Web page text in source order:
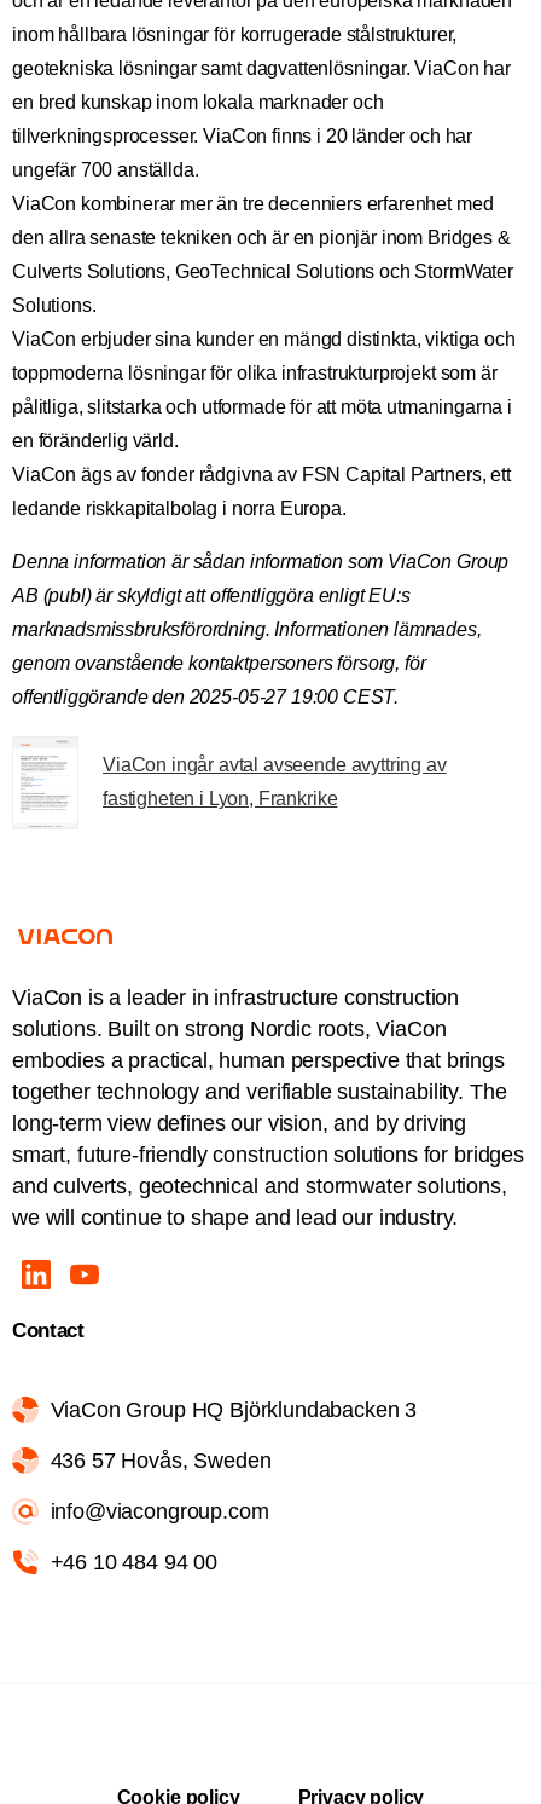
inom hållbara lösningar för korrugerade stålstrukturer,
geotekniska lösningar samt dagvattenlösningar. ViaCon har
en bred kunskap inom lokala marknader och
tillverkningsprocesser. ViaCon finns i 20 länder och har
ungefär 700 anställda.
ViaCon kombinerar mer än tre decenniers erfarenhet med
den allra senaste tekniken och är en pionjär inom Bridges &
Culverts Solutions, GeoTechnical Solutions och StormWater
Solutions.
ViaCon erbjuder sina kunder en mängd distinkta, viktiga och
toppmoderna lösningar för olika infrastrukturprojekt som är
pålitliga, slitstarka och utformade för att möta utmaningarna i
en föränderlig värld.
ViaCon ägs av fonder rådgivna av FSN Capital Partners, ett
ledande riskkapitalbolag i norra Europa.
Denna information är sådan information som ViaCon Group
AB (publ) är skyldigt att offentliggöra enligt EU:s
marknadsmissbruksförordning. Informationen lämnades,
genom ovanstående kontaktpersoners försorg, för
offentliggörande den 2025-05-27 19:00 CEST.
ViaCon ingår avtal avseende avyttring av
fastigheten i Lyon, Frankrike
ViaCon is a leader in infrastructure construction
solutions. Built on strong Nordic roots, ViaCon
embodies a practical, human perspective that brings
together technology and verifiable sustainability. The
long-term view defines our vision, and by driving
smart, future-friendly construction solutions for bridges
and culverts, geotechnical and stormwater solutions,
we will continue to shape and lead our industry.
Contact
ViaCon Group HQ Björklundabacken 3
436 57 Hovås, Sweden
info@viacongroup.com
+46 10 484 94 00
Cookie policy Privacy policy